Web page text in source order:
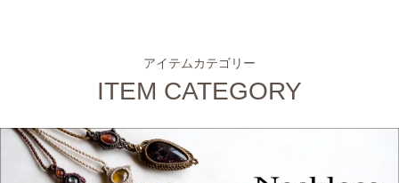
アイテムカテゴリー
ITEM CATEGORY